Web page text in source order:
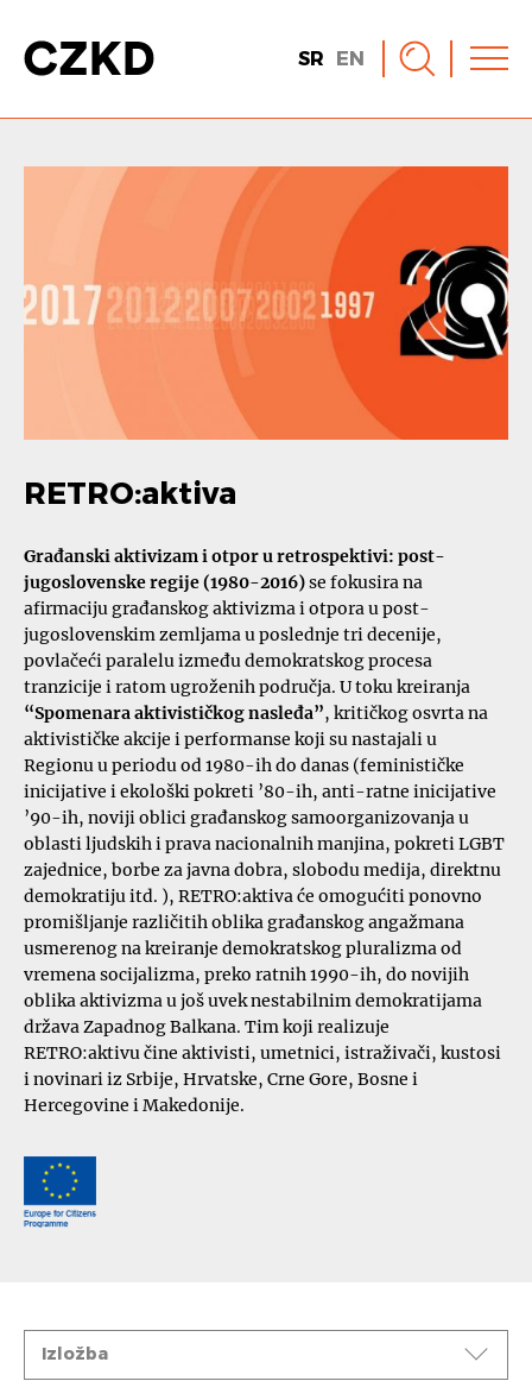
SR EN
RETRO:aktiva
Građanski aktivizam i otpor u retrospektivi: post-
jugoslovenske regije (1980-2016)se fokusira na
afirmaciju građanskog aktivizma i otpora u post-
jugoslovenskim zemljama u poslednje tri decenije,
povlačeći paralelu između demokratskog procesa
tranzicije i ratom ugroženih područja. U toku kreiranja
“Spomenara aktivističkog nasleđa”, kritičkog osvrta na
aktivističke akcije i performanse koji su nastajali u
Regionu u periodu od 1980-ih do danas (feminističke
inicijative i ekološki pokreti ’80-ih, anti-ratne inicijative
’90-ih, noviji oblici građanskog samoorganizovanja u
oblasti ljudskih i prava nacionalnih manjina, pokreti LGBT
zajednice, borbe za javna dobra, slobodu medija, direktnu
demokratiju itd. ), RETRO:aktiva će omogućiti ponovno
promišljanje različitih oblika građanskog angažmana
usmerenog na kreiranje demokratskog pluralizma od
vremena socijalizma, preko ratnih 1990-ih, do novijih
oblika aktivizma u još uvek nestabilnim demokratijama
država Zapadnog Balkana. Tim koji realizuje
RETRO:aktivu čine aktivisti, umetnici, istraživači, kustosi
i novinari iz Srbije, Hrvatske, Crne Gore, Bosne i
Hercegovine i Makedonije.
Događaji
Izložba